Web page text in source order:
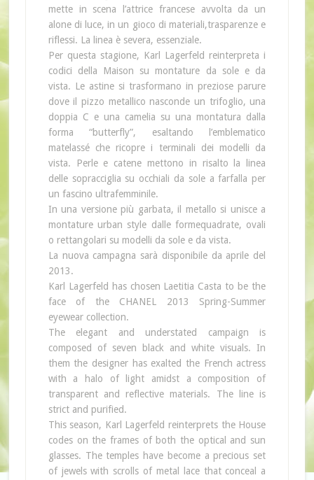
mette in scena l’attrice francese avvolta da un
alone di luce, in un gioco di materiali,trasparenze e
riflessi. La linea è severa, essenziale.
Per questa stagione, Karl Lagerfeld reinterpreta i
codici della Maison su montature da sole e da
vista. Le astine si trasformano in preziose parure
dove il pizzo metallico nasconde un trifoglio, una
doppia C e una camelia su una montatura dalla
forma “butterfly”, esaltando l’emblematico
matelassé che ricopre i terminali dei modelli da
vista. Perle e catene mettono in risalto la linea
delle sopracciglia su occhiali da sole a farfalla per
un fascino ultrafemminile.
In una versione più garbata, il metallo si unisce a
montature urban style dalle formequadrate, ovali
o rettangolari su modelli da sole e da vista.
La nuova campagna sarà disponibile da aprile del
2013.
Karl Lagerfeld has chosen Laetitia Casta to be the
face of the CHANEL 2013 Spring-Summer
eyewear collection.
The elegant and understated campaign is
composed of seven black and white visuals. In
them the designer has exalted the French actress
with a halo of light amidst a composition of
transparent and reflective materials. The line is
strict and purified.
This season, Karl Lagerfeld reinterprets the House
codes on the frames of both the optical and sun
glasses. The temples have become a precious set
of jewels with scrolls of metal lace that conceal a